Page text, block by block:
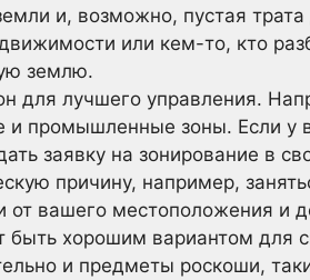
и, возможно, пустая
или кем-то, кто
землю.
для лучшего управления.
и промышленные зоны. Если у
заявку на зонирование в
причину, например,
от вашего местоположения и
быть хорошим вариантом для
и предметы роскоши,